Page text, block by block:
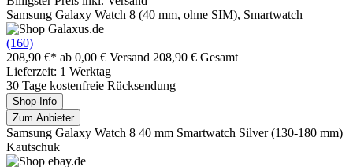
Samsung Galaxy Watch 8 (40 mm, ohne SIM), Smartwatch
(160)
208,90 €* ab 0,00 € Versand 208,90 € Gesamt
Lieferzeit: 1 Werktag
30 Tage kostenfreie Rücksendung
Shop-Info
Zum Anbieter
Samsung Galaxy Watch 8 40 mm Smartwatch Silver (130-180 mm)
Kautschuk